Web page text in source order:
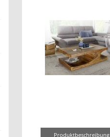
Produktbeschreibung